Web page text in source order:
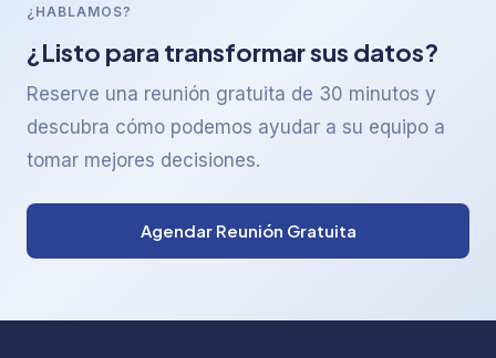
¿HABLAMOS?
¿Listo para transformar sus datos?
Reserve una reunión gratuita de 30 minutos y
descubra cómo podemos ayudar a su equipo a
tomar mejores decisiones.
Agendar Reunión Gratuita